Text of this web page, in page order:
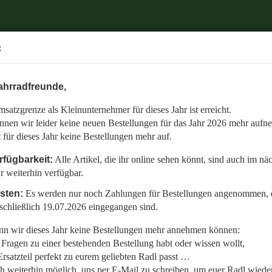
als Kleinunternehmer für dieses Jahr ist erreicht.
wir leider keine neuen Bestellungen für das Jahr 2026 mehr
dieses Jahr keine Bestellungen mehr auf.
Alle Artikel, die ihr online sehen könnt, sind auch im
weiterhin verfügbar.
Es werden nur noch Zahlungen für Bestellungen angenommen,
19.07.2026 eingegangen sind.
wir dieses Jahr keine Bestellungen mehr annehmen können:
zu einer bestehenden Bestellung habt oder wissen wollt,
perfekt zu eurem geliebten Radl passt …
weiterhin möglich, uns per E-Mail zu schreiben, um euer Radl
aufnehmen.
im nächsten Jahr weiterhin verfügbar.
die bis einschließlich 19.07.2026 eingegangen sind.
wieder fit zu bekommen.
auf den gemeinsamen Start in die neue Saison am 01.01.2027!